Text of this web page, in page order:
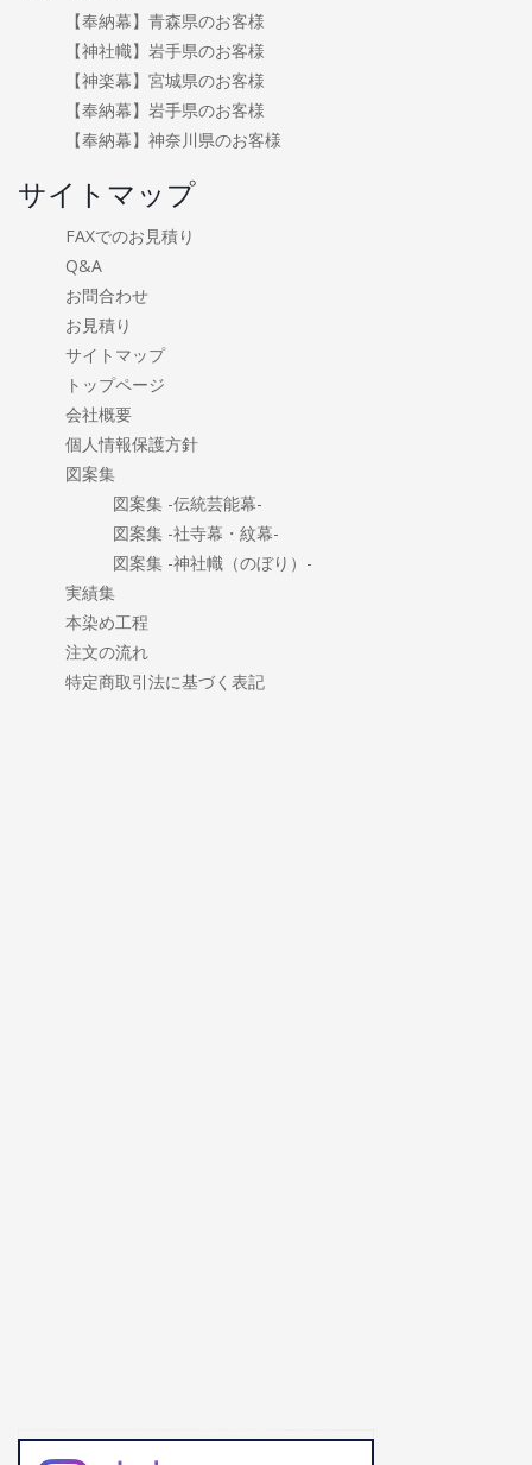
【奉納幕】青森県のお客様
【神社幟】岩手県のお客様
【神楽幕】宮城県のお客様
【奉納幕】岩手県のお客様
【奉納幕】神奈川県のお客様
サイトマップ
FAXでのお見積り
Q&A
お問合わせ
お見積り
サイトマップ
トップページ
会社概要
個人情報保護方針
図案集
図案集 -伝統芸能幕-
図案集 -社寺幕・紋幕-
図案集 -神社幟（のぼり）-
実績集
本染め工程
注文の流れ
特定商取引法に基づく表記